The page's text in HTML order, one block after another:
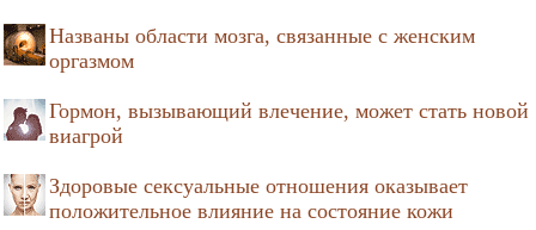
Названы области мозга, связанные с женским
оргазмом
Гормон, вызывающий влечение, может стать новой
виагрой
Здоровые сексуальные отношения оказывает
положительное влияние на состояние кожи